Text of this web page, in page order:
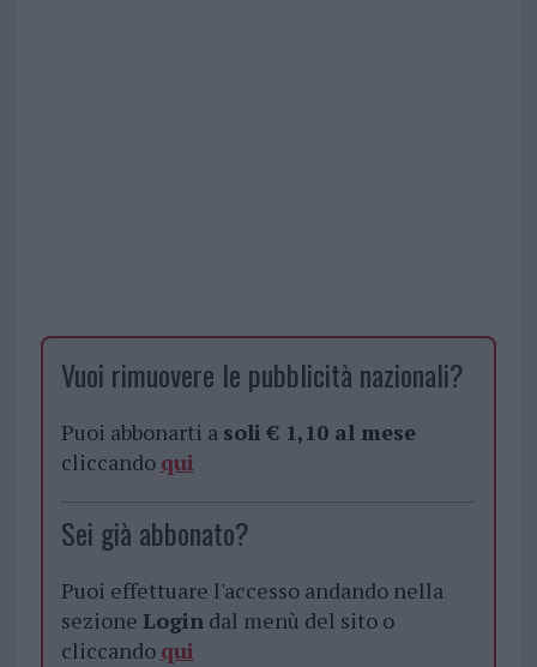
Vuoi rimuovere le pubblicità nazionali?
Puoi abbonarti a soli € 1,10 al mese
cliccando qui
Sei già abbonato?
Puoi effettuare l'accesso andando nella
sezione Logindal menù del sito o
cliccando qui